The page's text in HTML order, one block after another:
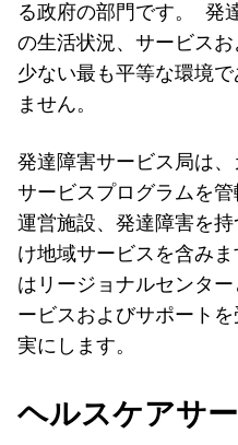
る政府の部門です。 発
の生活状況、サービス
少ない最も平等な環境
ません。
発達障害サービス局は
サービスプログラムを
運営施設、発達障害を
け地域サービスを含み
はリージョナルセンタ
ービスおよびサポート
実にします。
ヘルスケアサ